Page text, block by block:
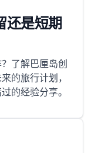
还是短期
了解巴厘岛创
的旅行计划，
的经验分享。